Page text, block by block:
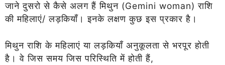
जाने दुसरो से कैसे अलग हैं मिथुन (Gemini woman) राशि
की महिलाएं/ लड़कियाँ। इनके लक्षण कुछ इस प्रकार है।
मिथुन राशि के महिलाएं या लड़कियाँ अनुकूलता से भरपूर होती
है। वे जिस समय जिस परिस्थिति में होती हैं,